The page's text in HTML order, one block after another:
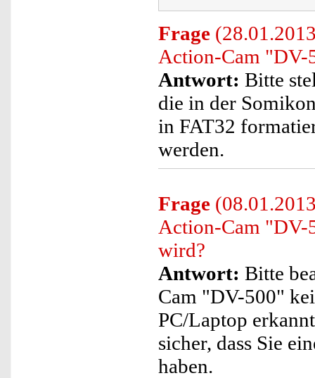
Frage
Action-Cam "DV-
Antwort: Bitte
die in der
in FAT32
werden.
Frage
Action-Cam "DV-
wird?
Antwort: Bitte
Cam "DV-500"
PC/Laptop
sicher, dass Sie
haben.